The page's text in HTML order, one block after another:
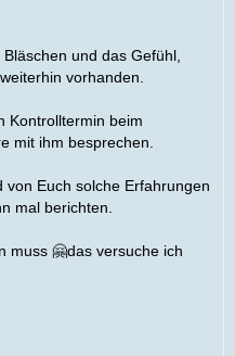
und das Gefühl,
vorhanden.
Kontrolltermin beim
mit ihm besprechen.
Euch solche Erfahrungen
mal berichten.
muss 🤗das versuche ich